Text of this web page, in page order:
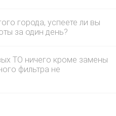
города, успеете ли вы
за один день?
ТО ничего кроме замены
фильтра не